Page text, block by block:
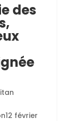
des
février